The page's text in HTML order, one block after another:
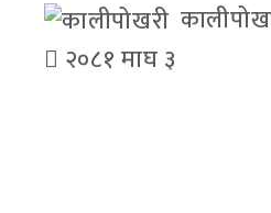
२०८१ माघ ३